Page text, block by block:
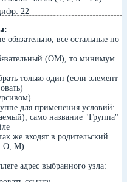
22
обязательно, все остальные по
(ОМ), то минимум
только один (если элемент
для применения условий:
само название "Группа"
же входят в родительский
О, М).
адрес выбранного узла: